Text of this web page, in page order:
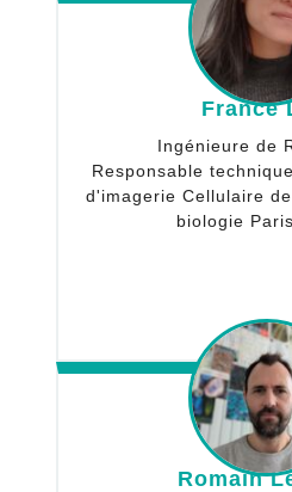
France
Ingénieure de
Responsable
d'imagerie Cellulaire
biologie
Romain